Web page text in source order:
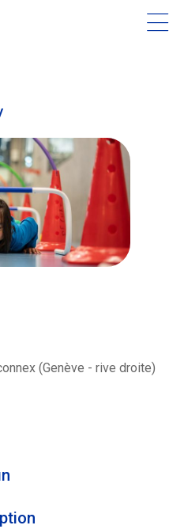
camp
(Genève - rive droite)